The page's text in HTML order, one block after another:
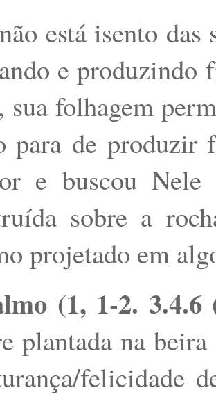
está isento
e produzindo
sua folhagem
para de produzir
e buscou
sobre a
projetado em
(1, 1-2. 3.4.6
plantada na
felicidade